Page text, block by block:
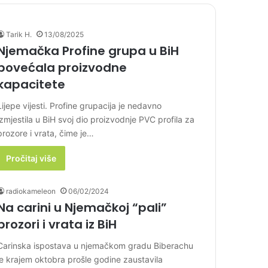
Tarik H. 13/08/2025
Profine grupa u BiH
proizvodne
vijesti. Profine grupacija je nedavno
u BiH svoj dio proizvodnje PVC profila za
i vrata, čime je…
Pročitaj više
radiokameleon 06/02/2024
carini u Njemačkoj “pali”
i vrata iz BiH
ispostava u njemačkom gradu Biberachu
krajem oktobra prošle godine zaustavila